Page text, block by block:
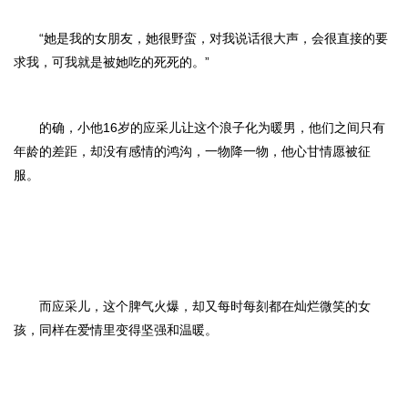
“她是我的女朋友，她很野蛮，对我说话很大声，会很直接的要
求我，可我就是被她吃的死死的。”
的确，小他16岁的应采儿让这个浪子化为暖男，他们之间只有
年龄的差距，却没有感情的鸿沟，一物降一物，他心甘情愿被征
服。
而应采儿，这个脾气火爆，却又每时每刻都在灿烂微笑的女
孩，同样在爱情里变得坚强和温暖。